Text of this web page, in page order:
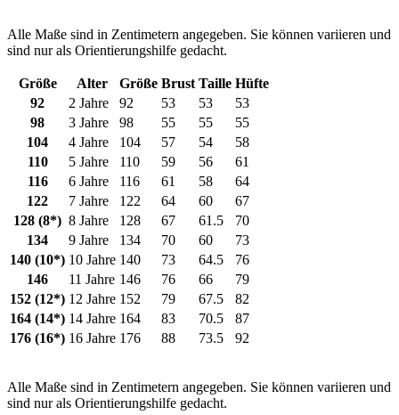
Alle Maße sind in Zentimetern angegeben. Sie können variieren und
sind nur als Orientierungshilfe gedacht.
Größe Alter Größe Brust Taille Hüfte
92
2 Jahre 92 53 53
53
98
3 Jahre 98 55 55
55
104
4 Jahre 104 57 54
58
110
5 Jahre 110 59 56
61
116
6 Jahre 116 61 58
64
122
7 Jahre 122 64 60
67
128 (8*) 8 Jahre 128 67 61.5
70
134
9 Jahre 134 70 60
73
140 (10*) 10 Jahre 140 73 64.5
76
146
11 Jahre 146 76 66
79
152 (12*) 12 Jahre 152 79 67.5
82
164 (14*) 14 Jahre 164 83 70.5
87
176 (16*) 16 Jahre 176 88 73.5 92
Alle Maße sind in Zentimetern angegeben. Sie können variieren und
sind nur als Orientierungshilfe gedacht.